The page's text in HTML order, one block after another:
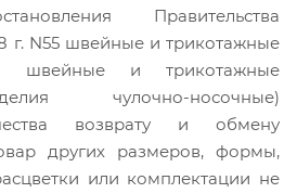
Правительства
г. N55 швейные и трикотажные
швейные и трикотажные
чулочно-носочные)
возврату и обмену
других размеров, формы,
или комплектации не